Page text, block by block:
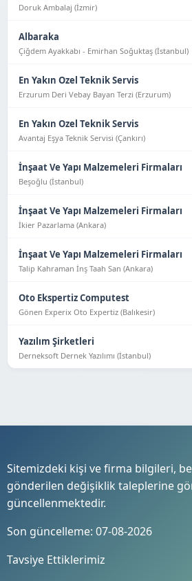
Doruk Ambalaj (İzmir)
Albaraka
Çiğdem Ayakkabı - Emirhan Soğuktaş (İstanbul)
En Yakın Ozel Teknik Servis
Erzurum Deri Vebay Bayan Terzi (Erzurum)
En Yakın Ozel Teknik Servis
Avantaj Eşya Tekni̇k Servi̇si̇ (Çankırı)
İnşaat Ve Yapı Malzemeleri Firmaları
Beşoğlu (İstanbul)
İnşaat Ve Yapı Malzemeleri Firmaları
İkier Pazarlama (Ankara)
İnşaat Ve Yapı Malzemeleri Firmaları
Talip Kahraman İnş Taah San (Ankara)
Oto Ekspertiz Computest
Gönen Experix Oto Expertiz (Balıkesir)
Yazılım Şirketleri
Derneksoft Dernek Yazılımı (İstanbul)
Sitemizdeki kişi ve firma bilgileri,
gönderilen değişiklik taleplerine
güncellenmektedir.
Son güncelleme: 07-08-2026
Tavsiye Ettiklerimiz